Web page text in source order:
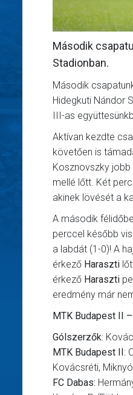
Második
Stadionban.
Második
Hidegkuti Nándor
III-as
Aktívan kezdte
követően is
Kosznovszky
mellé lőtt. Két
akinek lövését a
A második
perccel később
a labdát (1-0)! A
érkező Haraszti
érkező Haraszti
eredmény már
MTK Budapest II
Gólszerzők:
MTK Budapest II :
Kovácsréti,
FC Dabas: